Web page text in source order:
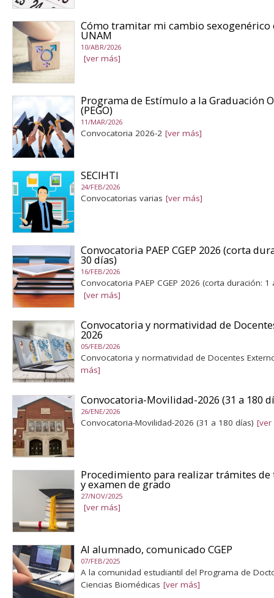
Cómo tramitar mi cambio sexogenérico
UNAM
10/ABR/2026
[ver más]
Programa de Estímulo a la Graduación
(PEGO)
11/MAR/2026
Convocatoria 2026-2 [ver más]
SECIHTI
24/FEB/2026
Convocatorias varias [ver más]
Convocatoria PAEP CGEP 2026 (corta
30 días)
16/FEB/2026
Convocatoria PAEP CGEP 2026 (corta duración: 1
[ver más]
Convocatoria y normatividad de
2026
05/FEB/2026
Convocatoria y normatividad de Docentes
más]
Convocatoria-Movilidad-2026 (31 a 180
26/ENE/2026
Convocatoria-Movilidad-2026 (31 a 180 días) [ver
Procedimiento para realizar trámites
y examen de grado
27/NOV/2025
[ver más]
Al alumnado, comunicado CGEP
07/FEB/2025
A la comunidad estudiantil del Programa de
Ciencias Biomédicas [ver más]